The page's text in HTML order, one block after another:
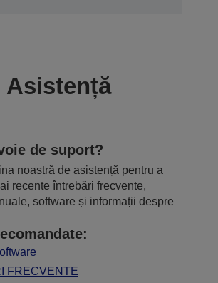
Asistență
de suport?
noastră de asistență pentru a
recente întrebări frecvente,
software și informații despre
FRECVENTE